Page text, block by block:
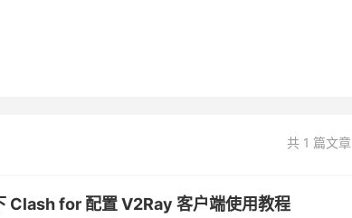
共 1 篇文章
Clash for 配置 V2Ray 客户端使用教程